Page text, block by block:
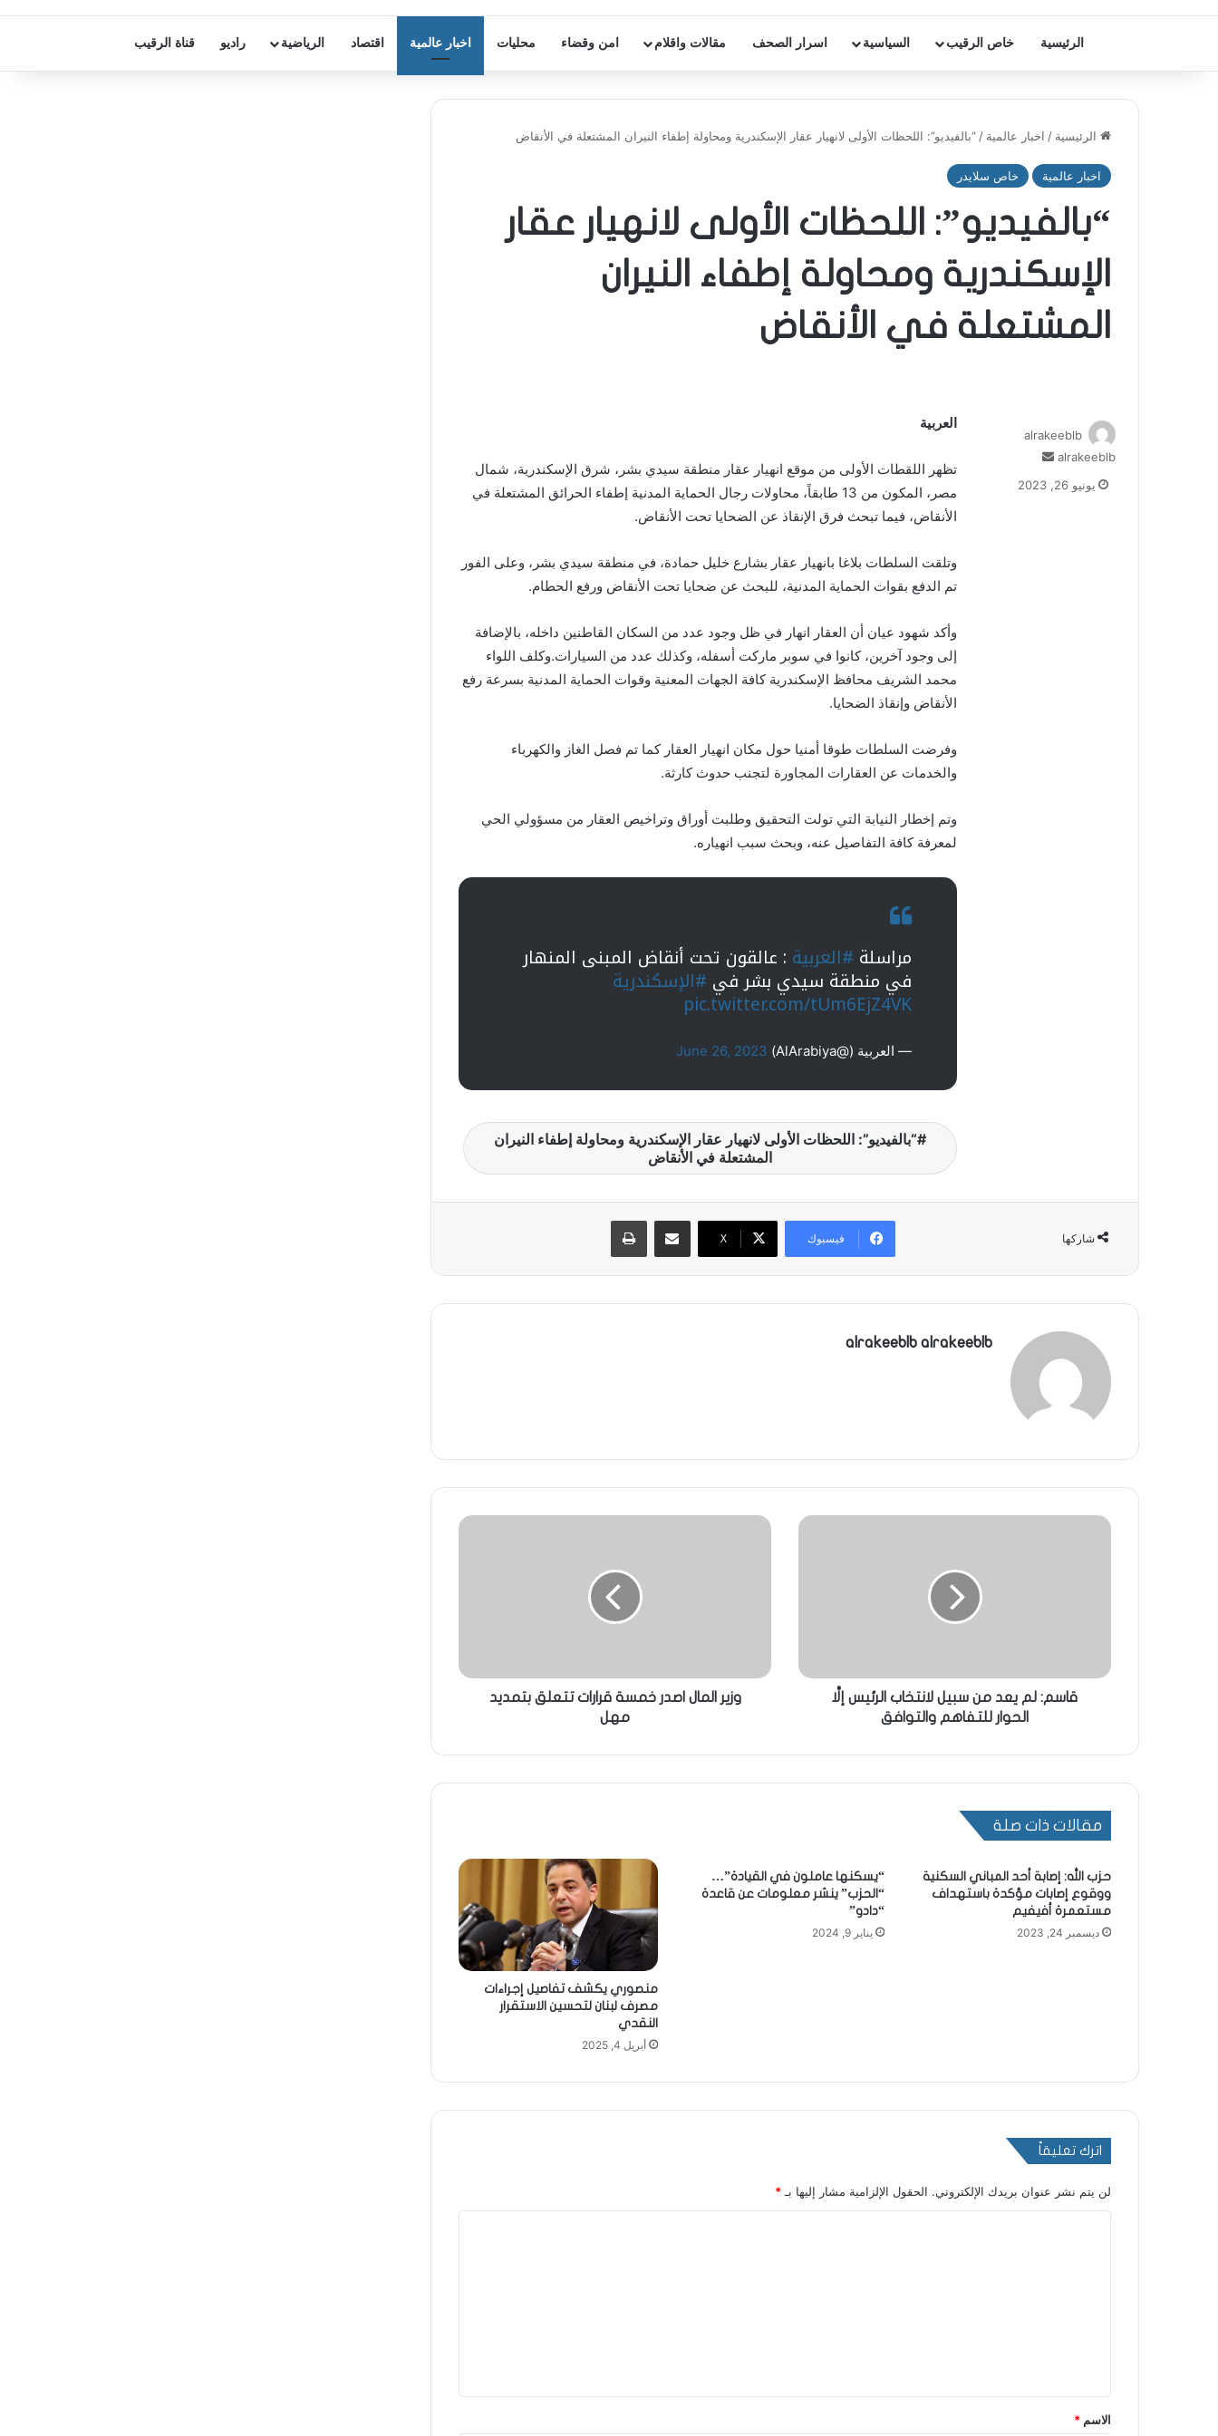
الرئيسية خاص الرقيب السياسية اسرار الصحف مقالات واقلام امن وقضاء محليات اخبار عالمية اقتصاد الرياضية راديو قناة الرقيب
الرئيسية / اخبار عالمية / “بالفيديو”: اللحظات الأولى لانهيار عقار الإسكندرية ومحاولة إطفاء النيران المشتعلة في الأنقاض
اخبار عالمية خاص سلايدر
“بالفيديو”: اللحظات الأولى لانهيار عقار
الإسكندرية ومحاولة إطفاء النيران
المشتعلة في الأنقاض
العربية
تظهر اللقطات الأولى من موقع انهيار عقار منطقة سيدي بشر، شرق الإسكندرية، شمال
مصر، المكون من 13 طابقاً، محاولات رجال الحماية المدنية إطفاء الحرائق المشتعلة في
الأنقاض، فيما تبحث فرق الإنقاذ عن الضحايا تحت الأنقاض.
وتلقت السلطات بلاغا بانهيار عقار بشارع خليل حمادة، في منطقة سيدي بشر، وعلى الفور
تم الدفع بقوات الحماية المدنية، للبحث عن ضحايا تحت الأنقاض ورفع الحطام.
وأكد شهود عيان أن العقار انهار في ظل وجود عدد من السكان القاطنين داخله، بالإضافة
إلى وجود آخرين، كانوا في سوبر ماركت أسفله، وكذلك عدد من السيارات.وكلف اللواء
محمد الشريف محافظ الإسكندرية كافة الجهات المعنية وقوات الحماية المدنية بسرعة رفع
الأنقاض وإنقاذ الضحايا.
وفرضت السلطات طوقا أمنيا حول مكان انهيار العقار كما تم فصل الغاز والكهرباء
والخدمات عن العقارات المجاورة لتجنب حدوث كارثة.
وتم إخطار النيابة التي تولت التحقيق وطلبت أوراق وتراخيص العقار من مسؤولي الحي
لمعرفة كافة التفاصيل عنه، وبحث سبب انهياره.
مراسلة #العربية : عالقون تحت أنقاض المبنى المنهار
في منطقة سيدي بشر في #الإسكندرية
pic.twitter.com/tUm6EjZ4VK
— العربية (@AlArabiya) June 26, 2023
“بالفيديو”: اللحظات الأولى لانهيار عقار الإسكندرية ومحاولة إطفاء النيران
المشتعلة في الأنقاض
alrakeeblb
alrakeeblb
أرسل
إلكترونيا
يونيو 26, 2023
شاركها فيسبوك X
مشاركة عبر البريد طباعة
alrakeeblb alrakeeblb
قاسم: لم يعد من سبيل لانتخاب الرئيس إلَّا
الحوار للتفاهم والتوافق
وزير المال اصدر خمسة قرارات تتعلق بتمديد
مهل
مقالات ذات صلة
حزب الله: إصابة أحد المباني السكنية
ووقوع إصابات مؤكدة باستهداف
مستعمرة أفيفيم
ديسمبر 24, 2023
“يسكنها عاملون في القيادة”…
“الحزب” ينشر معلومات عن قاعدة
“دادو”
يناير 9, 2024
منصوري يكشف تفاصيل إجراءات
مصرف لبنان لتحسين الاستقرار
النقدي
أبريل 4, 2025
اترك تعليقاً
لن يتم نشر عنوان بريدك الإلكتروني. الحقول الإلزامية مشار إليها بـ *
*
الاسم *